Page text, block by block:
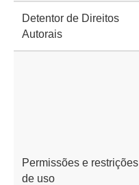
Detentor de Direitos
Autorais
Permissões e restrições
de uso